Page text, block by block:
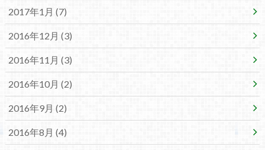
2017年1月 (7)
2016年12月 (3)
2016年11月 (3)
2016年10月 (2)
2016年9月 (2)
2016年8月 (4)